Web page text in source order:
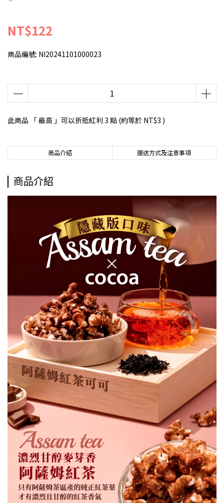
NT$122
商品編號: NI20241101000023
此商品 「 最高 」可以折抵紅利 3 點 (約等於 NT$3 )
商品介紹 運送方式及注意事項
商品介紹